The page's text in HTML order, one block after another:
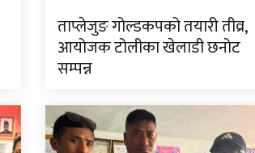
ताप्लेजुङ गोल्डकपको तयारी तीव्र,
आयोजक टोलीका खेलाडी छनोट
सम्पन्न